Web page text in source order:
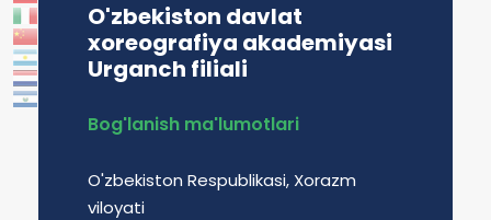
O'zbekiston davlat
xoreografiya akademiyasi
Urganch filiali
Bog'lanish ma'lumotlari
O'zbekiston Respublikasi, Xorazm
viloyati